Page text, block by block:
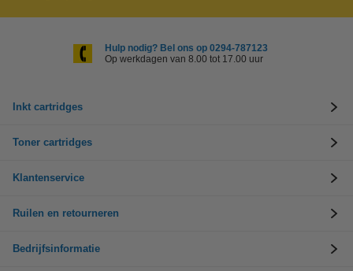
Hulp nodig? Bel ons op 0294-787123
Op werkdagen van 8.00 tot 17.00 uur
Inkt cartridges
Toner cartridges
Klantenservice
Ruilen en retourneren
Bedrijfsinformatie